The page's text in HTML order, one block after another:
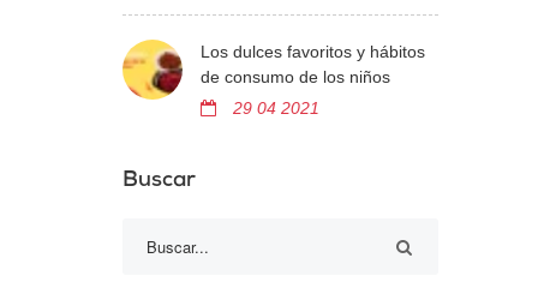
Los dulces favoritos y hábitos
de consumo de los niños
29 04 2021
Buscar